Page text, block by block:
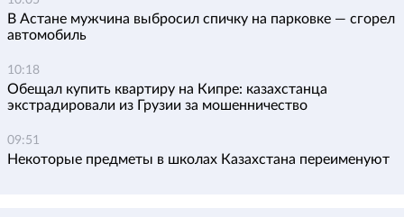
В Астане мужчина выбросил спичку на парковке — сгорел
автомобиль
10:18
Обещал купить квартиру на Кипре: казахстанца
экстрадировали из Грузии за мошенничество
09:51
Некоторые предметы в школах Казахстана переименуют